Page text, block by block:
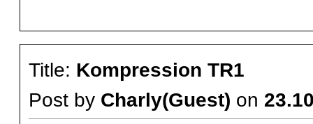
Title: Kompression TR1
Post by Charly(Guest) on